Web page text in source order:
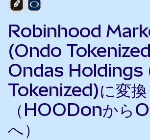
Robinhood
(Ondo
Ondas Holdings
Tokenized)に変換
（HOODonから
へ）